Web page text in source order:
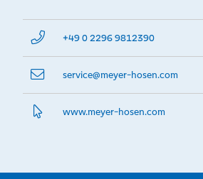
+49 0 2296 9812390
service@­meyer-hosen.com
www.­meyer-hosen.­com